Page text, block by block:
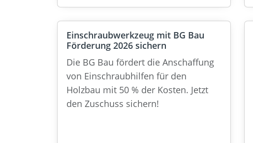
Einschraubwerkzeug mit BG Bau
Förderung 2026 sichern
Die BG Bau fördert die Anschaffung
von Einschraubhilfen für den
Holzbau mit 50 % der Kosten. Jetzt
den Zuschuss sichern!